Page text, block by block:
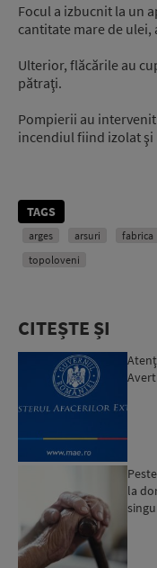
Focul a izbucnit la un
cantitate mare de ulei,
Ulterior, flăcările au
pătraţi.
Pompierii au
incendiul fiind izolat
TAGS
arges arsuri fabrica
topoloveni
CITEȘTE ȘI
la